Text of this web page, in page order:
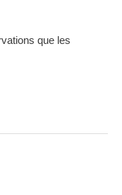
que les